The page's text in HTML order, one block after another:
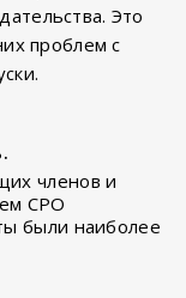
Это
проблем с
членов и
СРО
были наиболее